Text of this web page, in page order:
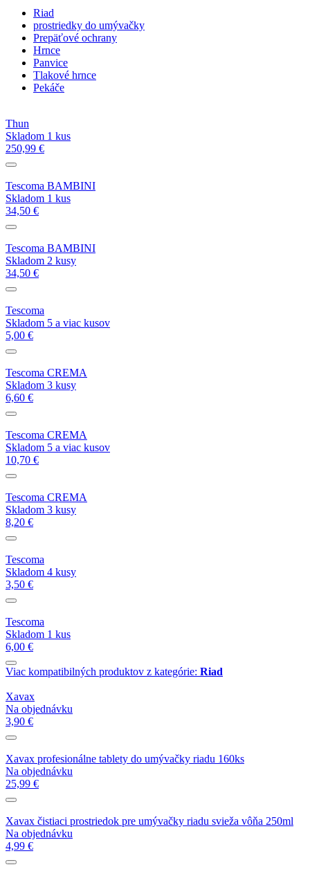
Riad
prostriedky do umývačky
Prepäťové ochrany
Hrnce
Panvice
Tlakové hrnce
Pekáče
Thun
Skladom 1 kus
250,99 €
Tescoma BAMBINI
Skladom 1 kus
34,50 €
Tescoma BAMBINI
Skladom 2 kusy
34,50 €
Tescoma
Skladom 5 a viac kusov
5,00 €
Tescoma CREMA
Skladom 3 kusy
6,60 €
Tescoma CREMA
Skladom 5 a viac kusov
10,70 €
Tescoma CREMA
Skladom 3 kusy
8,20 €
Tescoma
Skladom 4 kusy
3,50 €
Tescoma
Skladom 1 kus
6,00 €
Viac kompatibilných produktov z kategórie: Riad
Xavax
Na objednávku
3,90 €
Xavax profesionálne tablety do umývačky riadu 160ks
Na objednávku
25,99 €
Xavax čistiaci prostriedok pre umývačky riadu svieža vôňa 250ml
Na objednávku
4,99 €